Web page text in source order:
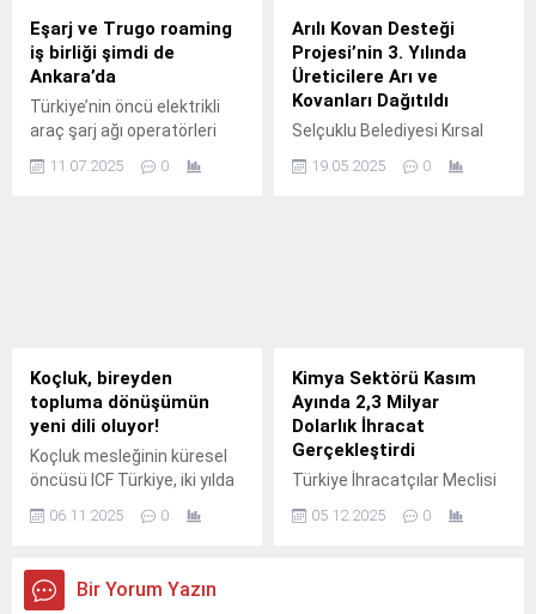
Eşarj ve Trugo roaming
iş birliği şimdi de
Ankara’da
Türkiye’nin öncü elektrikli
araç şarj ağı operatörleri
Bursa’da başlattıkları
11.07.2025 0
Arılı Kovan Desteği
Projesi’nin 3. Yılında
Üreticilere Arı ve
Kovanları Dağıtıldı
Selçuklu Belediyesi Kırsal
tarafından yürütülen ve
üreticilerin arılı kovanları
dağıtıldı.
19.05.2025 0
Koçluk, bireyden
topluma dönüşümün
yeni dili oluyor!
Koçluk mesleğinin küresel
öncüsü ICF Türkiye, iki yılda
Koçluk Konferansı’nın
koçları, insan kaynakları
profesyonellerini ve iş
06.11.2025 0
Kimya Sektörü Kasım
Ayında 2,3 Milyar
Dolarlık İhracat
Gerçekleştirdi
Türkiye İhracatçılar Meclisi
Türkiye’nin ihracatı Kasım
05.12.2025 0
Bir Yorum Yazın